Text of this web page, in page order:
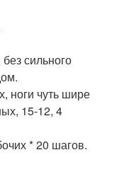
сильного
ноги чуть шире
15-12, 4
* 20 шагов.